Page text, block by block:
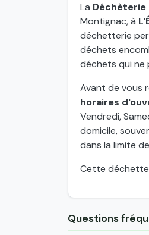
La Déchèterie
Montignac, à
déchetterie
déchets
déchets qui ne
Avant de vous
horaires
Vendredi,
domicile,
dans la limite
Cette
Questions